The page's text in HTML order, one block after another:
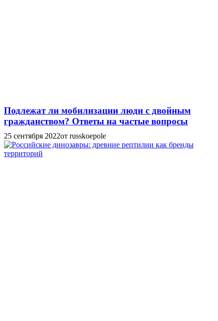
Подлежат ли мобилизации люди с двойным
гражданством? Ответы на частые вопросы
25 сентября 2022от russkoepole